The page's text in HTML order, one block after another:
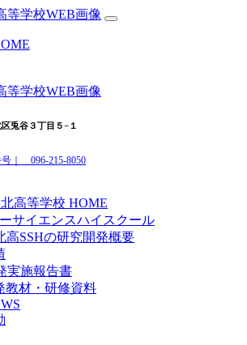
兎谷３丁目５−１
｜ 096-215-8050
高等学校 HOME
サイエンスハイスクール
高SSHの研究開発概要
実施報告書
教材・研修資料